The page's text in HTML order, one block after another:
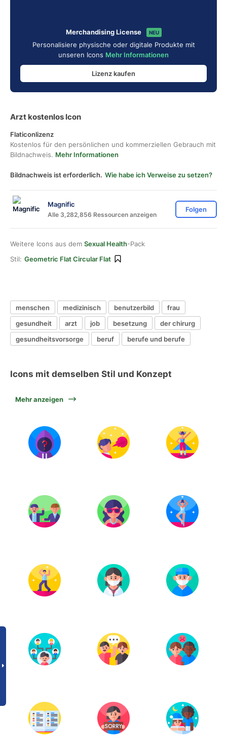
Merchandising License NEU
Personalisiere physische oder digitale Produkte mit
unseren Icons Mehr Informationen
Lizenz kaufen
Arzt kostenlos Icon
Flaticonlizenz
Kostenlos für den persönlichen und kommerziellen Gebrauch mit
Bildnachweis. Mehr Informationen
Bildnachweis ist erforderlich. Wie habe ich Verweise zu setzen?
Magnific
Alle 3,282,856 Ressourcen anzeigen
Folgen
Weitere Icons aus dem Sexual Health-Pack
Stil: Geometric Flat Circular Flat
menschen medizinisch benutzerbild
frau
gesundheit
arzt job besetzung
der chirurg
gesundheitsvorsorge
beruf berufe und berufe
Icons mit demselben Stil und Konzept
Mehr anzeigen